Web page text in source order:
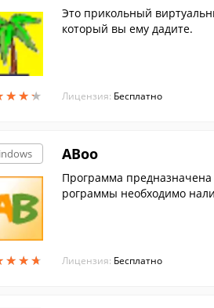
★★★
★★★
Это прикольный
который вы ему дадите.
Лицензия: Бесплатно
★★★
★★★
ABoo
Программа предназначена
рограммы необходимо
Лицензия: Бесплатно